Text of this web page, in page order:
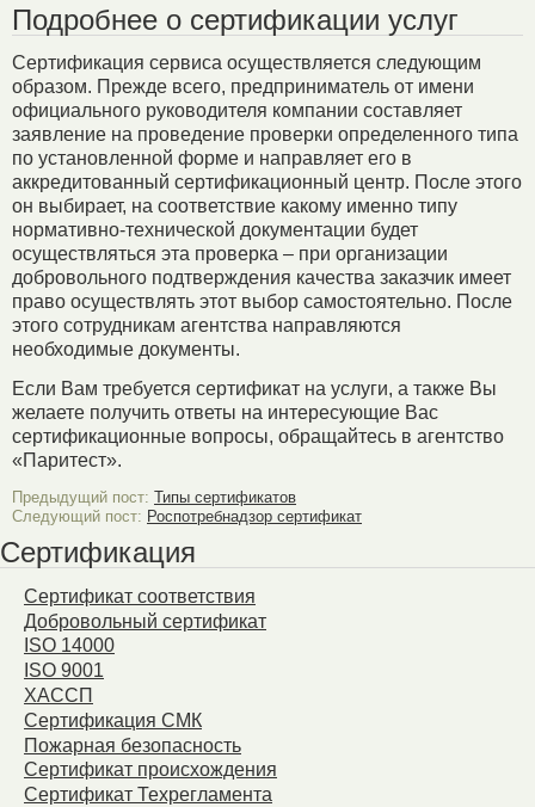
Подробнее о сертификации услуг
Сертификация сервиса осуществляется следующим
образом. Прежде всего, предприниматель от имени
официального руководителя компании составляет
заявление на проведение проверки определенного типа
по установленной форме и направляет его в
аккредитованный сертификационный центр. После этого
он выбирает, на соответствие какому именно типу
нормативно-технической документации будет
осуществляться эта проверка – при организации
добровольного подтверждения качества заказчик имеет
право осуществлять этот выбор самостоятельно. После
этого сотрудникам агентства направляются
необходимые документы.
Если Вам требуется сертификат на услуги, а также Вы
желаете получить ответы на интересующие Вас
сертификационные вопросы, обращайтесь в агентство
«Паритест».
Предыдущий пост: Типы сертификатов
Следующий пост: Роспотребнадзор сертификат
Сертификация
Сертификат соответствия
Добровольный сертификат
ISO 14000
ISO 9001
ХАССП
Сертификация СМК
Пожарная безопасность
Сертификат происхождения
Сертификат Техрегламента